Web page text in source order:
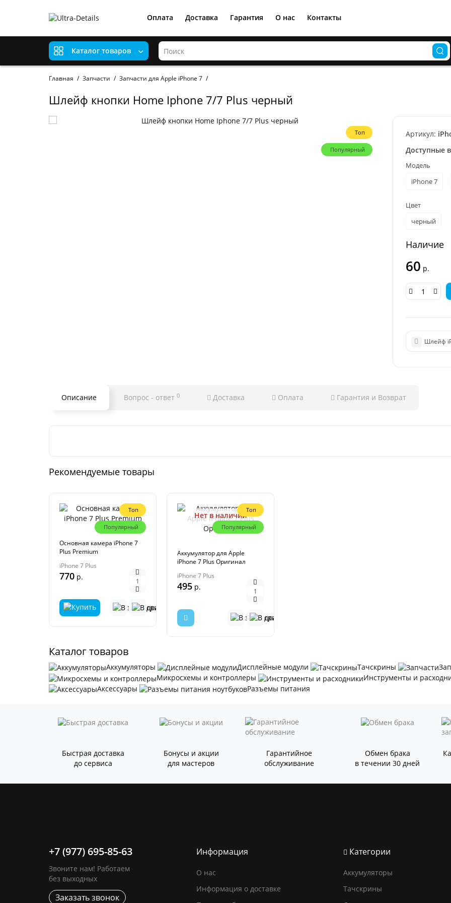
Оплата Доставка Гарантия О нас Контакты
Каталог товаров
Главная Запчасти Запчасти для Apple iPhone 7
Шлейф кнопки Home Iphone 7/7 Plus черный
Топ
Популярный
Артикул:
Доступные
Модель
iPhone 7
Цвет
черный
Наличие
60 р.
Шлейф
Описание Вопрос - ответ 0 Доставка Оплата Гарантия и Возврат
Рекомендуемые товары
Топ
Популярный
Основная камера iPhone 7
Plus Premium
iPhone 7 Plus
770 р.
Топ
Популярный
Нет в наличии
Аккумулятор для Apple
iPhone 7 Plus Оригинал
iPhone 7 Plus
495 р.
Каталог товаров
Аккумуляторы Дисплейные модули Тачскрины
Микросхемы и контроллеры
Инструменты и
Аксессуары
Разъемы питания
Быстрая доставка
до сервиса
Бонусы и акции
для мастеров
Гарантийное
обслуживание
Обмен брака
в течении 30 дней
+7 (977) 695-85-63
Звоните нам! Работаем
без выходных
Заказать звонок
Информация
О нас
Информация о доставке
Категории
Аккумуляторы
Тачскрины